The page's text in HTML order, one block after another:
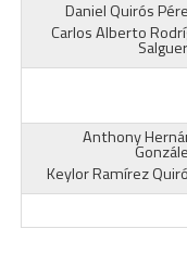
Daniel Quirós
Carlos Alberto
Anthony
Keylor Ramírez